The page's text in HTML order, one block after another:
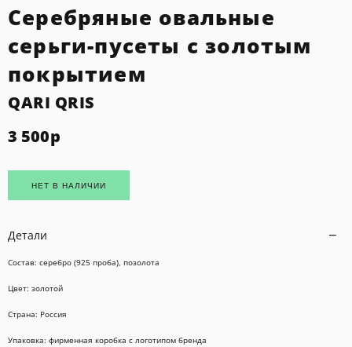
Серебряные овальные
серьги-пусеты с золотым
покрытием
QARI QRIS
3 500р
НЕТ В НАЛИЧИИ
Детали
Состав: серебро (925 проба), позолота
Цвет: золотой
Страна: Россия
Упаковка: фирменная коробка с логотипом бренда